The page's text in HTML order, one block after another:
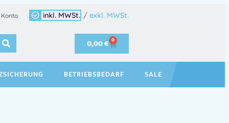
Konto inkl. MWSt. / exkl. MWSt.
0,00€ 0
BETRIEBSBEDARF SALE